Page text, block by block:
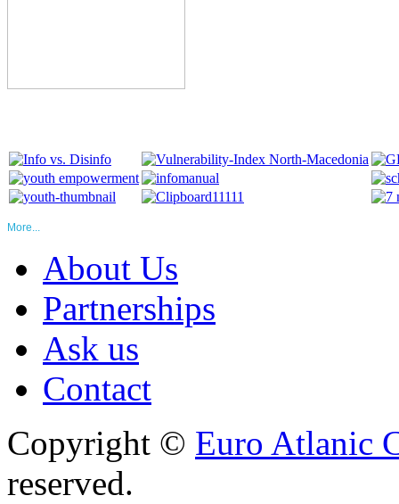
More...
About Us
Partnerships
Ask us
Contact
Copyright © Euro Atlanic
reserved.